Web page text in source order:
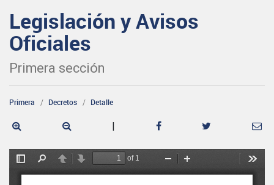
Legislación y Avisos
Oficiales
Primera sección
Primera Decretos Detalle
|